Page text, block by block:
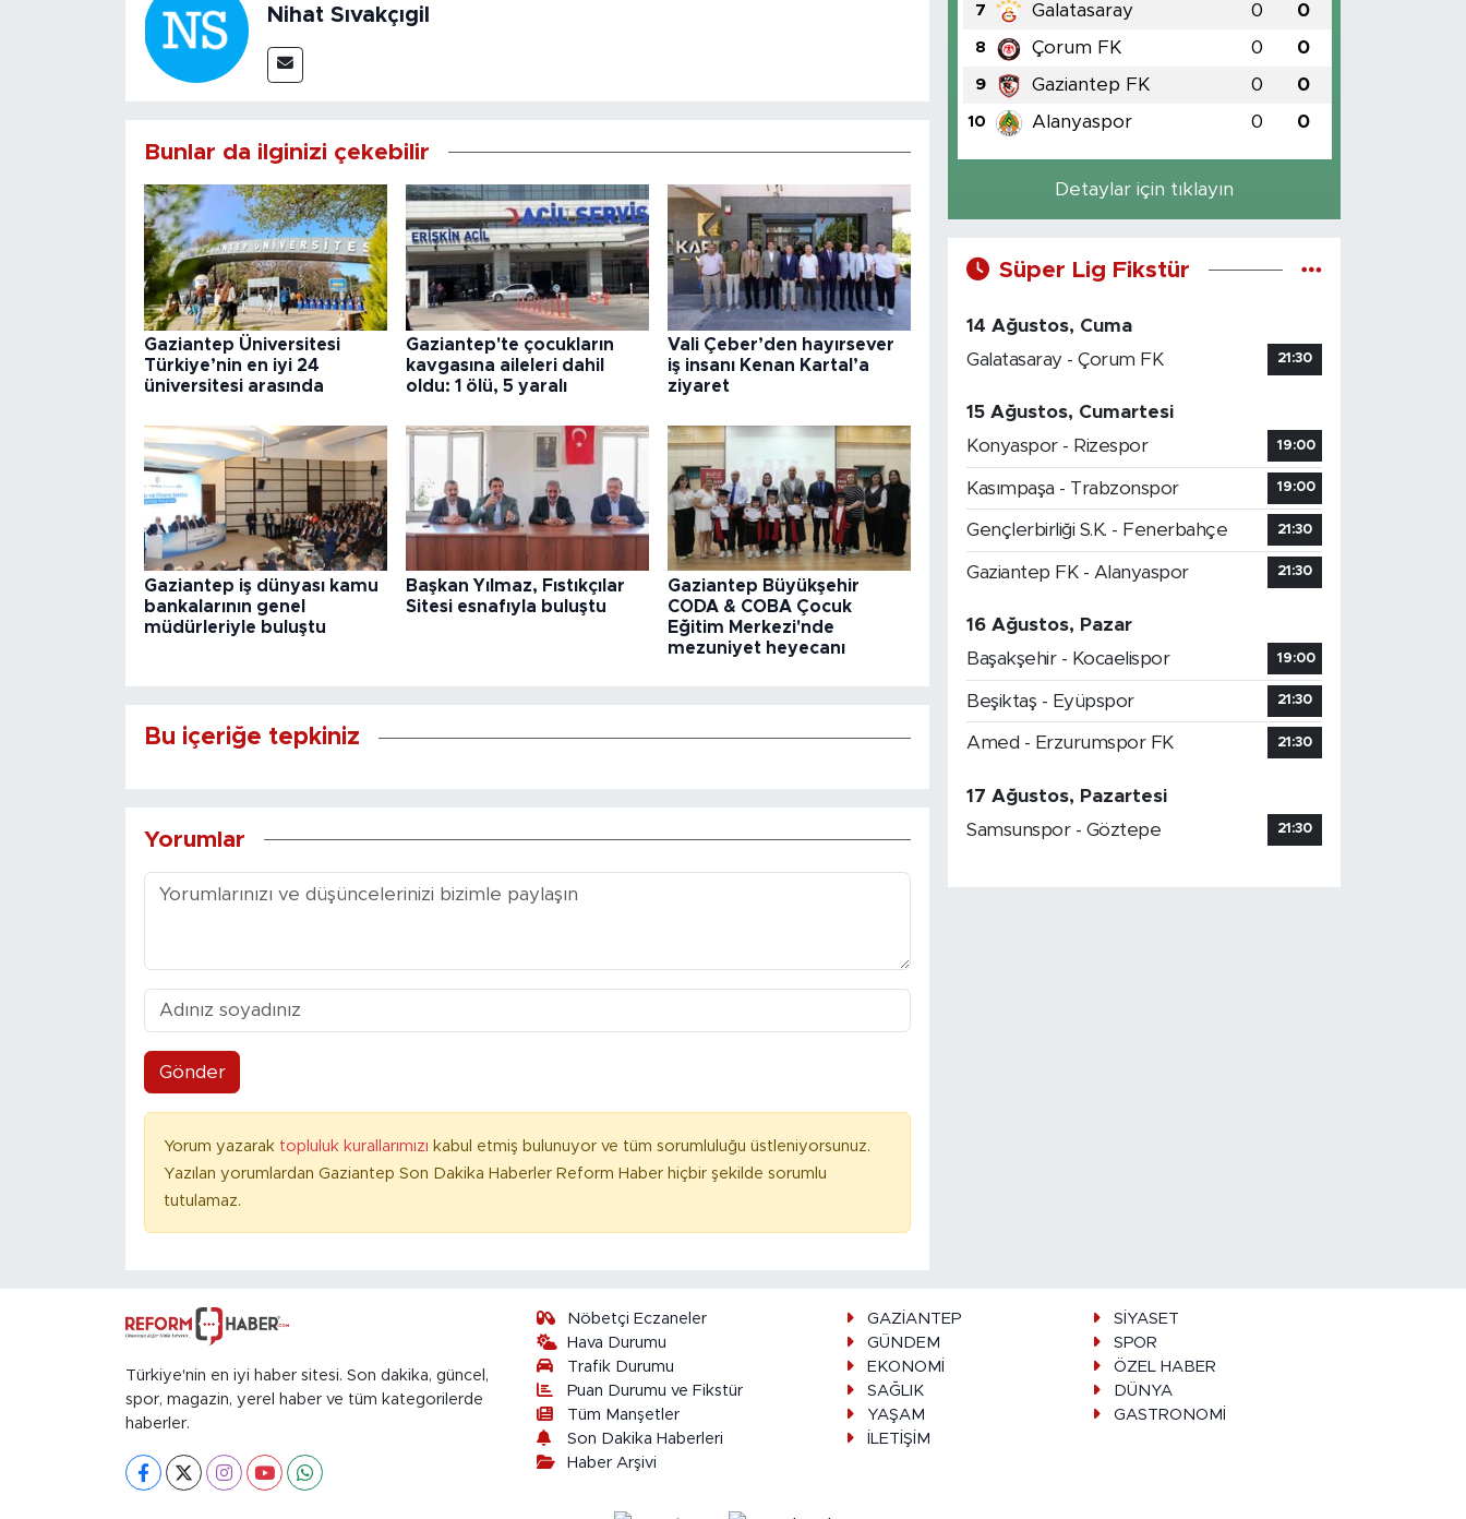
Nihat Sıvakçıgil
Bunlar da ilginizi çekebilir
Gaziantep Üniversitesi
Türkiye’nin en iyi 24
üniversitesi arasında
Gaziantep'te çocukların
kavgasına aileleri dahil
oldu: 1 ölü, 5 yaralı
Vali Çeber’den hayırsever
iş insanı Kenan Kartal’a
ziyaret
Gaziantep iş dünyası kamu
bankalarının genel
müdürleriyle buluştu
Başkan Yılmaz, Fıstıkçılar
Sitesi esnafıyla buluştu
Gaziantep Büyükşehir
CODA & COBA Çocuk
Eğitim Merkezi'nde
mezuniyet heyecanı
Bu içeriğe tepkiniz
Yorumlar
Gönder
Yorum yazarak topluluk kurallarımızı kabul etmiş bulunuyor ve tüm sorumluluğu üstleniyorsunuz.
Yazılan yorumlardan Gaziantep Son Dakika Haberler Reform Haber hiçbir şekilde sorumlu
tutulamaz.
7 Galatasaray 0 0
8 Çorum FK 0 0
9 Gaziantep FK 0 0
10 Alanyaspor 0 0
Detaylar için tıklayın
Süper Lig Fikstür
14 Ağustos, Cuma
Galatasaray - Çorum FK
21:30
15 Ağustos, Cumartesi
Konyaspor - Rizespor
19:00
Kasımpaşa - Trabzonspor 19:00
Gençlerbirliği S.K. - Fenerbahçe 21:30
Gaziantep FK - Alanyaspor 21:30
16 Ağustos, Pazar
Başakşehir - Kocaelispor
19:00
Beşiktaş - Eyüpspor 21:30
Amed - Erzurumspor FK 21:30
17 Ağustos, Pazartesi
Samsunspor - Göztepe
21:30
Türkiye'nin en iyi haber sitesi. Son dakika, güncel,
spor, magazin, yerel haber ve tüm kategorilerde
haberler.
Nöbetçi Eczaneler
Hava Durumu
Trafik Durumu
Puan Durumu ve Fikstür
Tüm Manşetler
Son Dakika Haberleri
Haber Arşivi
GAZİANTEP
SİYASET
GÜNDEM
SPOR
EKONOMİ
ÖZEL HABER
SAĞLIK
DÜNYA
YAŞAM
GASTRONOMİ
İLETİŞİM